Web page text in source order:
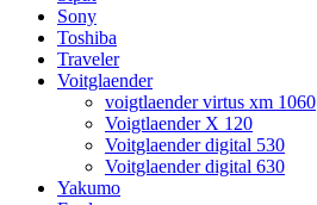
Sony
Toshiba
Traveler
Voitglaender
voigtlaender virtus xm 1060
Voigtlaender X 120
Voitglaender digital 530
Voitglaender digital 630
Yakumo